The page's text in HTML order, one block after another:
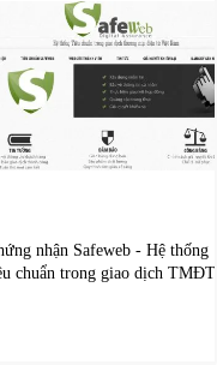
không chỉ hoạt động
ở từng vòi, giúp dòng
suốt ca phục vụ - từ
xác theo công thức
chảy yếu khi máy hoạt
theo
nhận Safeweb - Hệ thống
chuẩn trong giao dịch TMĐT